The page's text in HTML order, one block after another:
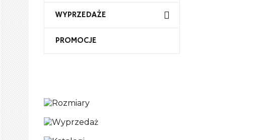
WYPRZEDAŻE
PROMOCJE